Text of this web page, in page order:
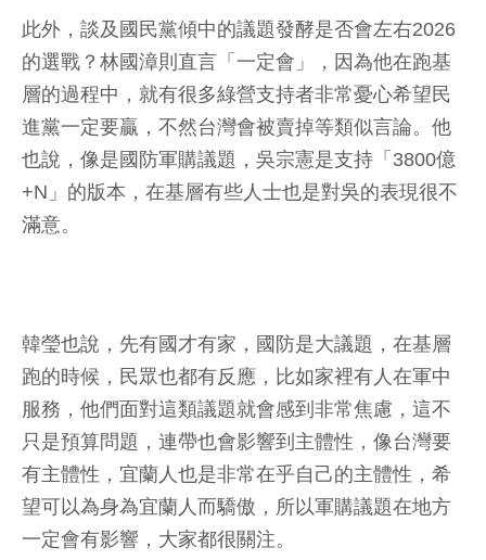
此外，談及國民黨傾中的議題發酵是否會左右2026
的選戰？林國漳則直言「一定會」，因為他在跑基
層的過程中，就有很多綠營支持者非常憂心希望民
進黨一定要贏，不然台灣會被賣掉等類似言論。他
也說，像是國防軍購議題，吳宗憲是支持「3800億
+N」的版本，在基層有些人士也是對吳的表現很不
滿意。
韓瑩也說，先有國才有家，國防是大議題，在基層
跑的時候，民眾也都有反應，比如家裡有人在軍中
服務，他們面對這類議題就會感到非常焦慮，這不
只是預算問題，連帶也會影響到主體性，像台灣要
有主體性，宜蘭人也是非常在乎自己的主體性，希
望可以為身為宜蘭人而驕傲，所以軍購議題在地方
一定會有影響，大家都很關注。